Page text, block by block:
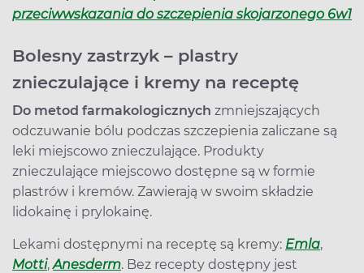
przeciwwskazania do szczepienia skojarzonego 6w1
Bolesny zastrzyk – plastry
znieczulające i kremy na receptę
Do metod farmakologicznych zmniejszających
odczuwanie bólu podczas szczepienia zaliczane są
leki miejscowo znieczulające. Produkty
znieczulające miejscowo dostępne są w formie
plastrów i kremów. Zawierają w swoim składzie
lidokainę i prylokainę.
Lekami dostępnymi na receptę są kremy: Emla,
Motti,Anesderm. Bez recepty dostępny jest